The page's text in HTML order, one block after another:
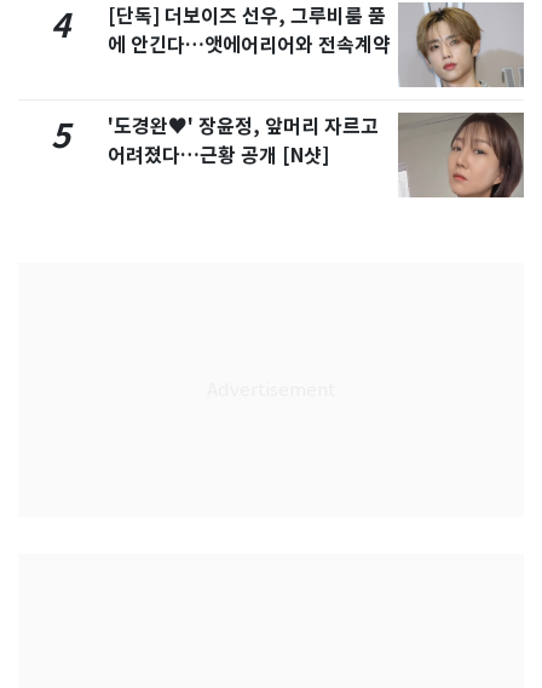
4
[단독] 더보이즈 선우, 그루비룸 품
에 안긴다…앳에어리어와 전속계약
5
'도경완♥' 장윤정, 앞머리 자르고
어려졌다…근황 공개 [N샷]